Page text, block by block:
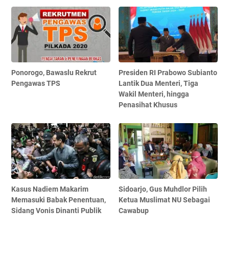
Ponorogo, Bawaslu Rekrut
Pengawas TPS
Presiden RI Prabowo Subianto
Lantik Dua Menteri, Tiga
Wakil Menteri, hingga
Penasihat Khusus
Kasus Nadiem Makarim
Memasuki Babak Penentuan,
Sidang Vonis Dinanti Publik
Sidoarjo, Gus Muhdlor Pilih
Ketua Muslimat NU Sebagai
Cawabup